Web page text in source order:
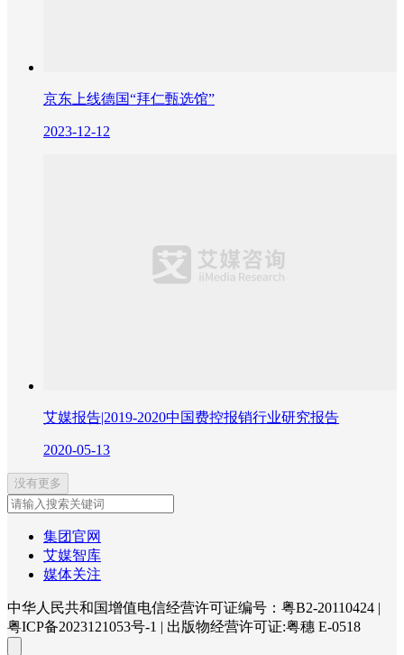
京东上线德国“拜仁甄选馆”
2023-12-12
艾媒报告|2019-2020中国费控报销行业研究报告
2020-05-13
没有更多
集团官网
艾媒智库
媒体关注
中华人民共和国增值电信经营许可证编号：粤B2-20110424 |
粤ICP备2023121053号-1 | 出版物经营许可证:粤穗 E-0518